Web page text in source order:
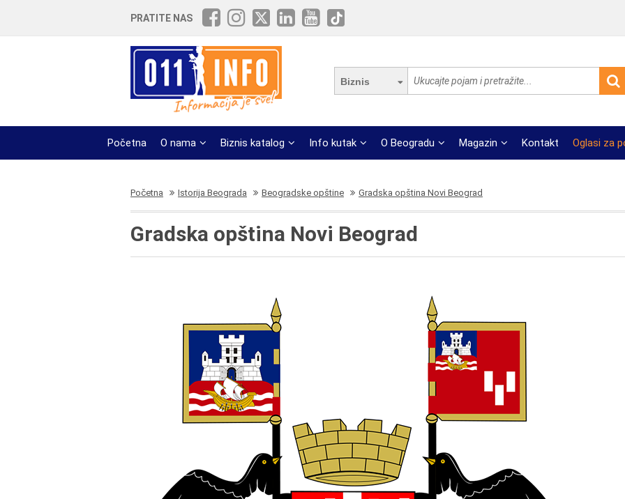
PRATITE NAS
Biznis
Početna O nama Biznis katalog Info kutak O Beogradu Magazin Kontakt Oglasi za
Početna Istorija Beograda Beogradske opštine Gradska opština Novi Beograd
Gradska opština Novi Beograd